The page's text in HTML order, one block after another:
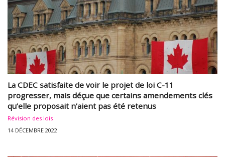
La CDEC satisfaite de voir le projet de loi C-11
progresser, mais déçue que certains amendements clés
qu’elle proposait n’aient pas été retenus
Révision des lois
14 DÉCEMBRE 2022